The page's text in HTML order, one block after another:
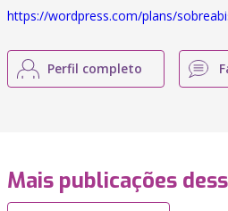
https://wordpress.com/plans/
Perfil completo
Mais publicações